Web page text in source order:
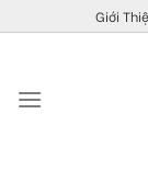
to
Giới